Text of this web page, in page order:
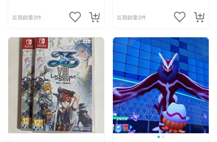
近期銷量3件 近期銷量2件